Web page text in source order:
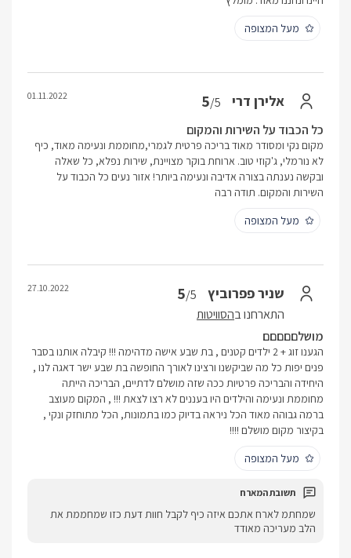
מעל המצופה
אלירן דרי 5/5
01.11.2022
כל הכבוד על השירות והמקום
מקום נקי ומסודר מאוד בריכה פרטית לגמרי,מחוממת ונעימה מאוד, כיף
לא נורמלי, ג'קוזי טוב. ארוחת בוקר מצויינת, שירות נפלא, כל שאלה
ובקשה נענתה בצורה אדיבה ונעימה ביותר! אזור נעים כל הכבוד על
השירות והמקום. תודה רבה
מעל המצופה
שניר פפרוביץ 5/5
התארחנו בהסוויטות
27.10.2022
מושלםםםםם
הגענו זוג + 2 ילדים קטנים , בת שבע אישה מדהימה !!! קיבלה אותנו בסבר
פנים יפות כל מה שביקשנו ורצינו לאורך החופשה בת שבע ישר דאגה לנו ,
היחידה והבריכה פרטיות ככה שזה מושלם לדתיים, הבריכה הייתה
מחוממת ונעימה והילדים היו בעננים לא רצו לצאת !!! , המקום מעוצב
ברמה גבוהה מאוד הכל ניראה בדיוק כמו בתמונות, הכל מתוחזק ונקי ,
בקיצור מקום מושלם !!!!
מעל המצופה
שמחתמ לארח אתכם איזה כיף לקבל חוות דעת כזו שמחממת את
הלב מעריכה מאודד